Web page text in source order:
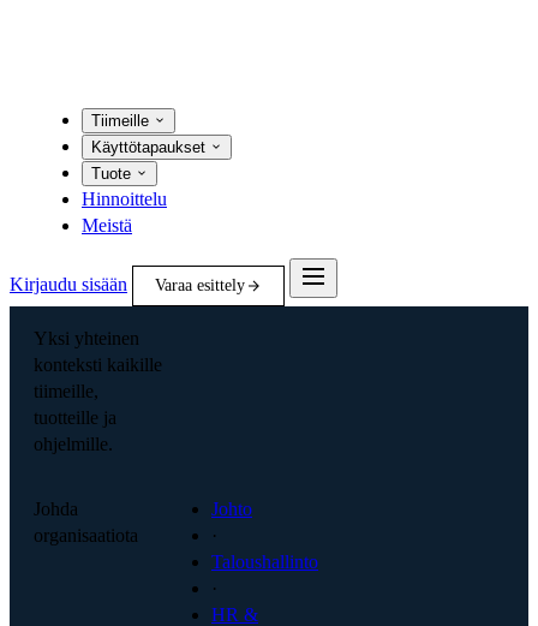
Tiimeille
Käyttötapaukset
Tuote
Hinnoittelu
Meistä
Kirjaudu sisään Varaa esittely
Yksi yhteinen
konteksti kaikille
tiimeille,
tuotteille ja
ohjelmille.
Johda
organisaatiota
Johto
·
Taloushallinto
·
HR &